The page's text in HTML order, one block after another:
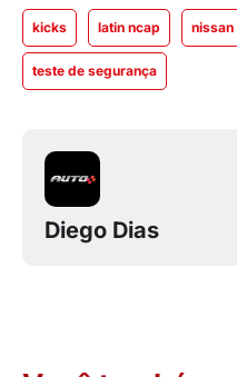
kicks latin ncap nissan
teste de segurança
Diego Dias